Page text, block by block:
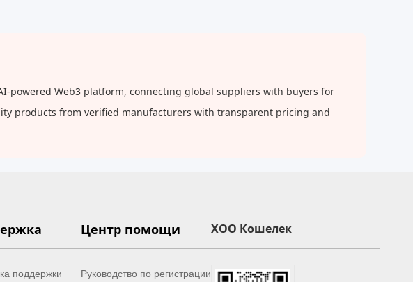
powered Web3 platform, connecting global suppliers with buyers for
products from verified manufacturers with transparent pricing and
поддержки
Центр помощи
Руководство по регистрации
XOO Кошелек